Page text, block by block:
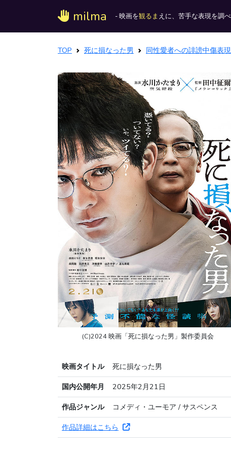
milma - 映画を観るま えに、苦手な表現を調
TOP 死に損なった男 同性愛者への誹謗中傷表現
(C)2024 映画「死に損なった男」製作委員会
映画タイトル
死に損なった男
国内公開年月
2025年2月21日
作品ジャンル
コメディ・ユーモア / サスペンス
作品詳細はこちら